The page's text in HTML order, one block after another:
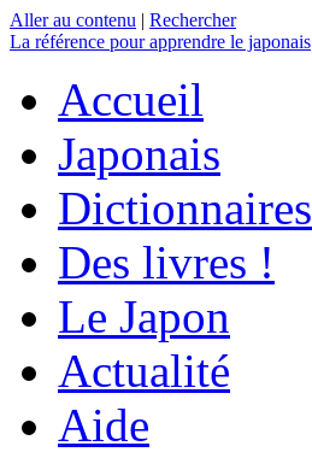
Aller au contenu | Rechercher
La référence pour apprendre le japonais
Accueil
Japonais
Dictionnaires
Des livres !
Le Japon
Actualité
Aide